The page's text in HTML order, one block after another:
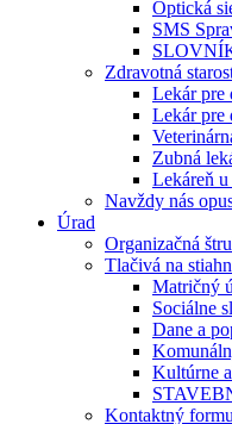
Optická
SMS
Zdravotná
Lekár pre
Lekár pre
Zubná
Lekáreň
Navždy nás
Úrad
Organizačná
Tlačivá na
Matričný
Sociálne
Dane a
Kultúrne
Kontaktný